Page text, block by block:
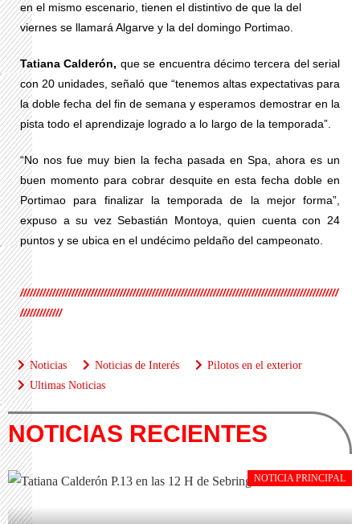
en el mismo escenario, tienen el distintivo de que la del
viernes se llamará Algarve y la del domingo Portimao.
Tatiana Calderón, que se encuentra décimo tercera del serial
con 20 unidades, señaló que “tenemos altas expectativas para
la doble fecha del fin de semana y esperamos demostrar en la
pista todo el aprendizaje logrado a lo largo de la temporada”.
“No nos fue muy bien la fecha pasada en Spa, ahora es un
buen momento para cobrar desquite en esta fecha doble en
Portimao para finalizar la temporada de la mejor forma”,
expuso a su vez Sebastián Montoya, quien cuenta con 24
puntos y se ubica en el undécimo peldaño del campeonato.
///////////////////////////////////////////////////////////////////////////////////////////////////
/////////////
Noticias Noticias de Interés
Pilotos en el exterior
Ultimas Noticias
NOTICIAS RECIENTES
NOTICIA PRINCIPAL